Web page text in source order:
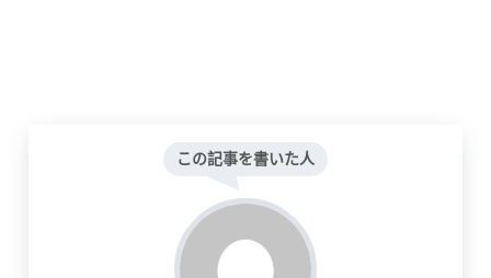
この記事を書いた人